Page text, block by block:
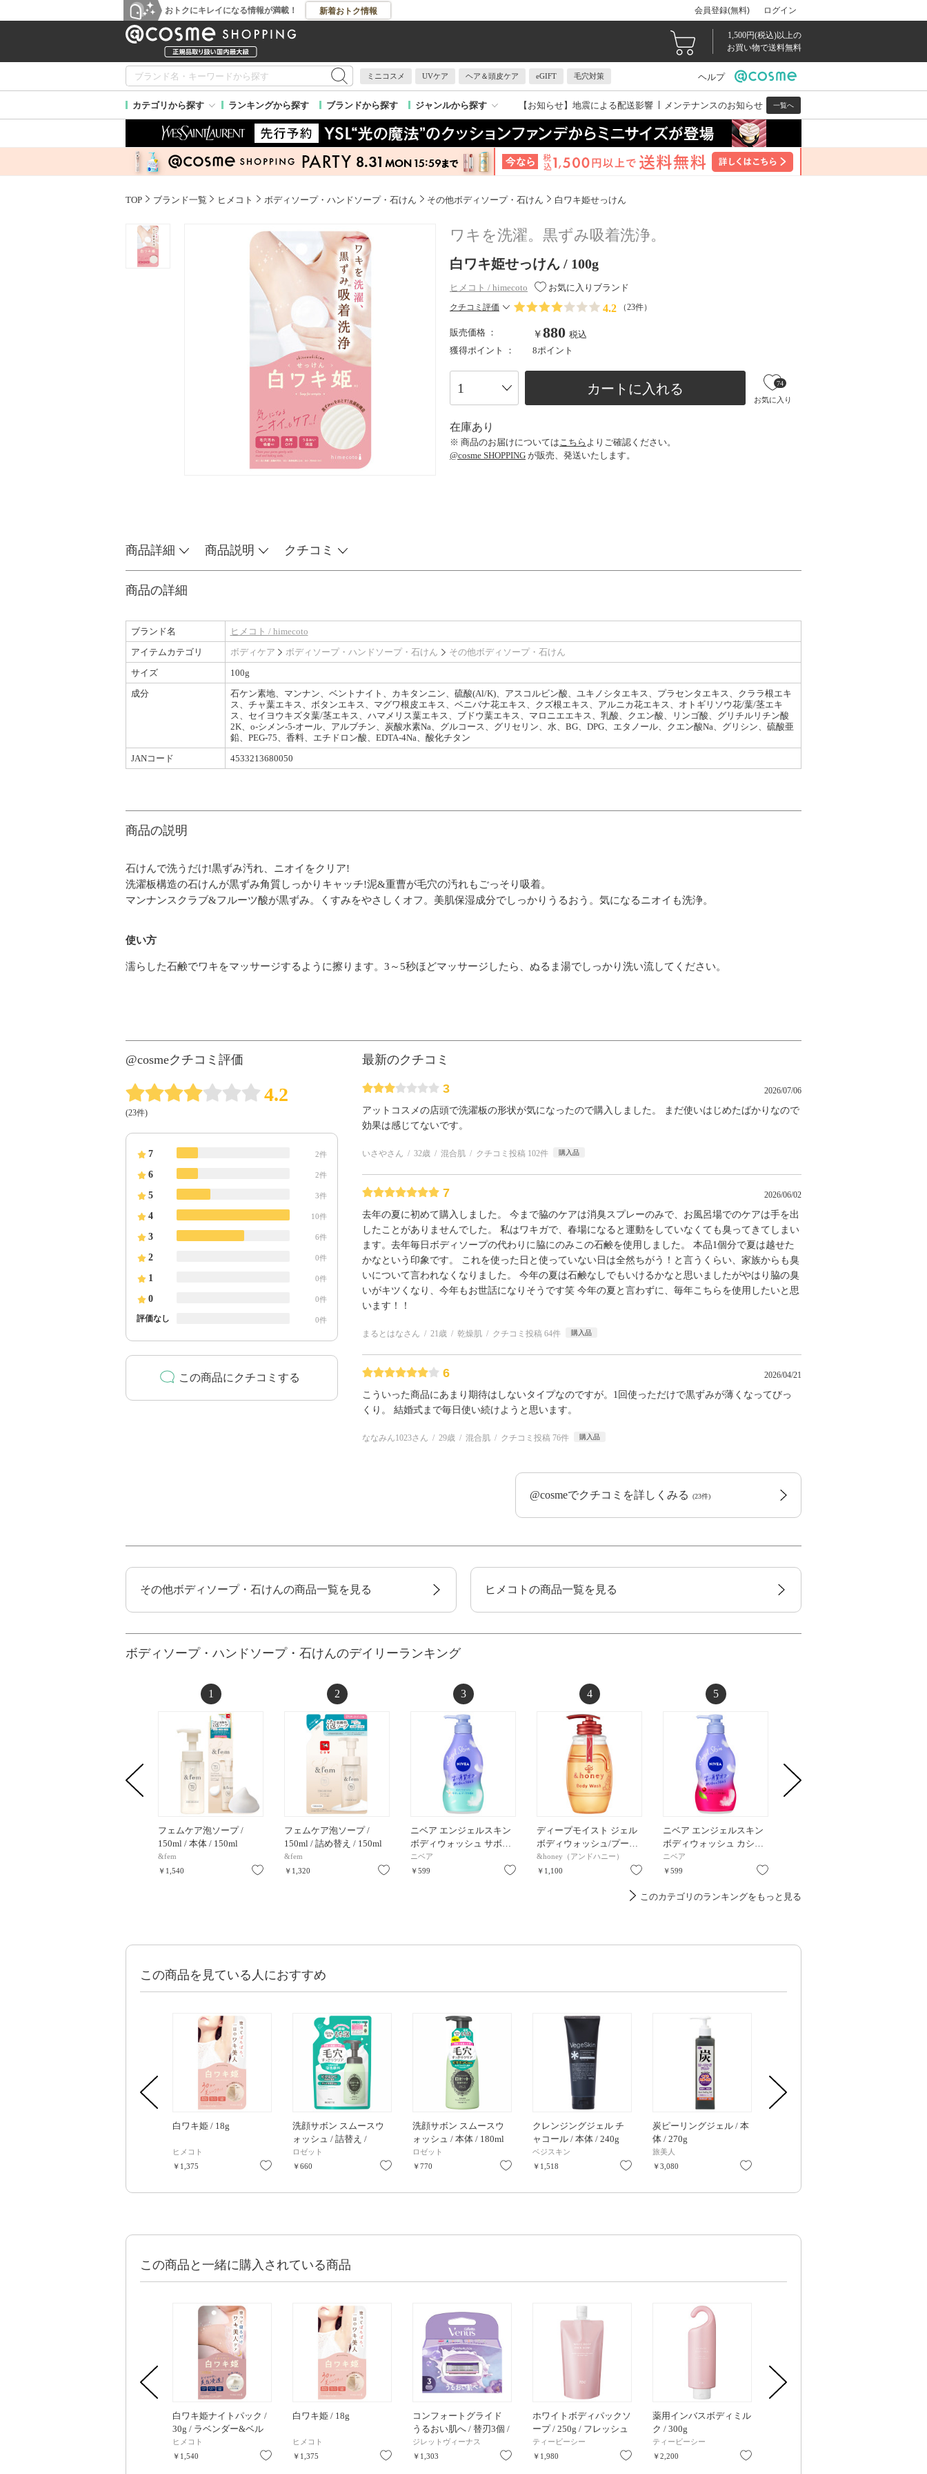
おトクにキレイになる情報が満載！ 新着おトク情報 会員登録(無料) ログイン
1,500円(税込)以上の
お買い物で送料無料
ミニコスメ UVケア ヘア＆頭皮ケア eGIFT 毛穴対策 ヘルプ
カテゴリから探す ランキングから探す ブランドから探す ジャンルから探す 【お知らせ】 地震による配送影響 メンテナンスのお知らせ 一覧へ
TOP ブランド一覧 ヒメコト ボディソープ・ハンドソープ・石けん その他ボディソープ・石けん 白ワキ姫せっけん
ワキを洗濯。黒ずみ吸着洗浄。
白ワキ姫せっけん / 100g
ヒメコト / himecoto お気に入りブランド
クチコミ評価 4.2 （23件）
販売価格 ： ￥880 税込
獲得ポイント ：
8ポイント
カートに入れる
お気に入り
74
在庫あり
※ 商品のお届けについては こちら よりご確認ください。
@cosme SHOPPING が販売、発送いたします。
商品詳細 商品説明 クチコミ
商品の詳細
ブランド名
ヒメコト / himecoto
アイテムカテゴリ
ボディケア ボディソープ・ハンドソープ・石けん
その他ボディソープ・石けん
サイズ
100g
成分
石ケン素地、マンナン、ベントナイト、カキタンニン、硫酸(Al/K)、アスコルビン酸、ユキノシタエキス、プラセンタエキス、クララ根エキ
ス、チャ葉エキス、ボタンエキス、マグワ根皮エキス、ベニバナ花エキス、クズ根エキス、アルニカ花エキス、オトギリソウ花/葉/茎エキ
ス、セイヨウキズタ葉/茎エキス、ハマメリス葉エキス、ブドウ葉エキス、マロニエエキス、乳酸、クエン酸、リンゴ酸、グリチルリチン酸
2K、o-シメン-5-オール、アルブチン、炭酸水素Na、グルコース、グリセリン、水、BG、DPG、エタノール、クエン酸Na、グリシン、硫酸亜
鉛、PEG-75、香料、エチドロン酸、EDTA-4Na、酸化チタン
JANコード
4533213680050
商品の説明
石けんで洗うだけ!黒ずみ汚れ、ニオイをクリア!
洗濯板構造の石けんが黒ずみ角質しっかりキャッチ!泥&重曹が毛穴の汚れもごっそり吸着。
マンナンスクラブ&フルーツ酸が黒ずみ。くすみをやさしくオフ。美肌保湿成分でしっかりうるおう。気になるニオイも洗浄。
使い方
濡らした石鹸でワキをマッサージするように擦ります。3～5秒ほどマッサージしたら、ぬるま湯でしっかり洗い流してください。
@cosmeクチコミ評価
4.2
(23件)
7 2件
6 2件
5 3件
4 10件
3 6件
2 0件
1 0件
0 0件
評価なし 0件
この商品にクチコミする
最新のクチコミ
3 2026/07/06
アットコスメの店頭で洗濯板の形状が気になったので購入しました。 まだ使いはじめたばかりなので
効果は感じてないです。
いさやさん 32歳 混合肌 クチコミ投稿 102件 購入品
7 2026/06/02
去年の夏に初めて購入しました。 今まで脇のケアは消臭スプレーのみで、お風呂場でのケアは手を出
したことがありませんでした。 私はワキガで、春場になると運動をしていなくても臭ってきてしまい
ます。去年毎日ボディソープの代わりに脇にのみこの石鹸を使用しました。 本品1個分で夏は越せた
かなという印象です。 これを使った日と使っていない日は全然ちがう！と言うくらい、家族からも臭
いについて言われなくなりました。 今年の夏は石鹸なしでもいけるかなと思いましたがやはり脇の臭
いがキツくなり、今年もお世話になりそうです笑 今年の夏と言わずに、毎年こちらを使用したいと思
います！！
まるとはなさん 21歳 乾燥肌 クチコミ投稿 64件 購入品
6 2026/04/21
こういった商品にあまり期待はしないタイプなのですが。1回使っただけで黒ずみが薄くなってびっ
くり。 結婚式まで毎日使い続けようと思います。
ななみん1023さん 29歳 混合肌 クチコミ投稿 76件 購入品
@cosmeでクチコミを詳しくみる (23件)
その他ボディソープ・石けんの商品一覧を見る ヒメコトの商品一覧を見る
ボディソープ・ハンドソープ・石けんのデイリーランキング
1
フェムケア泡ソープ /
150ml / 本体 / 150ml
&fem
￥1,540
お気に入り
2
フェムケア泡ソープ /
150ml / 詰め替え / 150ml
&fem
￥1,320
お気に入り
3
ニベア エンジェルスキン
ボディウォッシュ サボ…
ニベア
￥599
お気に入り
4
ディープモイスト ジェル
ボディウォッシュ/プー…
&honey（アンドハニー）
￥1,100
お気に入り
5
ニベア エンジェルスキン
ボディウォッシュ カシ…
ニベア
￥599
このカテゴリのランキングをもっと見る
この商品を見ている人におすすめ
白ワキ姫 / 18g
ヒメコト
￥1,375
お気に入り
洗顔サボン スムースウ
ォッシュ / 詰替え /
170ml
ロゼット
￥660
お気に入り
洗顔サボン スムースウ
ォッシュ / 本体 / 180ml
ロゼット
￥770
お気に入り
クレンジングジェル チ
ャコール / 本体 / 240g
ベジスキン
￥1,518
お気に入り
炭ピーリングジェル / 本
体 / 270g
旅美人
￥3,080
この商品と一緒に購入されている商品
白ワキ姫ナイトパック /
30g / ラベンダー&ベル
ガモット
ヒメコト
￥1,540
お気に入り
白ワキ姫 / 18g
ヒメコト
￥1,375
お気に入り
コンフォートグライド
うるおい肌へ / 替刃3個 /
スミレの香り
ジレットヴィーナス
￥1,303
お気に入り
ホワイトボディパックソ
ープ / 250g / フレッシュ
ローズのゆたかな香り
ティービーシー
￥1,980
お気に入り
薬用インバスボディミル
ク / 300g
ティービーシー
￥2,200